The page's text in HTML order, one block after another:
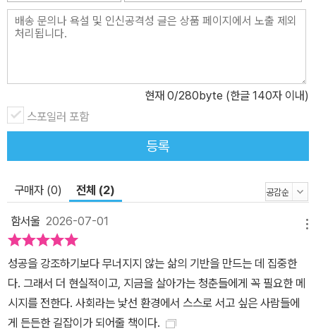
하지만, 자기 몫의 의무와 책임을 다하는 사람이자 다른 사람과 관계
맺으며 살아가는 사람을 뜻하기도 한다. 즉 자기를 돌보는 동시에 사
관계, 위기 대처, 생활 기술에 관한 능력을 균형 있게 기르다 보면 노
력이 배신해도 무너지지 않고, 기회가 빗나가도 자기 가치를 잃지 않
으며 나답게 살게 된다. 커리어 설계와 돈 관리부터 자취 생활을 위한
각하는 저자는 흔히 밥벌이의 수단으로 생각하는 일이 우리의 정체성
서 직무 능력을 높이는 것만을 목표로 삼지 않고, 십수 년간의 조직 생
활을 통해 얻은 깨달음을 정리해 직업인으로 성장하기 위한 방법을
알려 준다. 좋아하는 일을 찾는 법부터 취업이 불가능하다시피 한 시
대에 회사가 원하는 인재가 누구인지 알아보고, 어떻게 하면 회사 일
을 잘해 낼 수 있는지, 회사의 노예로 전락하지 않고 오히려 회사를 이
용해 성장할 수 있는지, 일한 만큼 인정받을 방법은 무엇인지, 이직이
현재 0/280byte (한글 140자 이내)
스포일러 포함
등록
구매자 (0) 전체 (2)
함서울 2026-07-01
성공을 강조하기보다 무너지지 않는 삶의 기반을 만드는 데 집중한
다. 그래서 더 현실적이고, 지금을 살아가는 청춘들에게 꼭 필요한 메
시지를 전한다. 사회라는 낯선 환경에서 스스로 서고 싶은 사람들에
게 든든한 길잡이가 되어줄 책이다.